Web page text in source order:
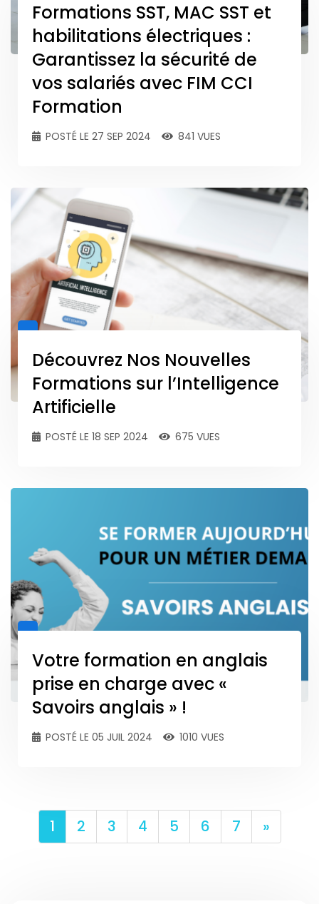
Formations SST, MAC SST et
habilitations électriques :
Garantissez la sécurité de
vos salariés avec FIM CCI
Formation
POSTÉ LE 27 SEP 2024 841 VUES
Découvrez Nos Nouvelles
Formations sur l’Intelligence
Artificielle
POSTÉ LE 18 SEP 2024 675 VUES
Votre formation en anglais
prise en charge avec «
Savoirs anglais » !
POSTÉ LE 05 JUIL 2024 1010 VUES
1 2 3 4 5 6 7 »Next